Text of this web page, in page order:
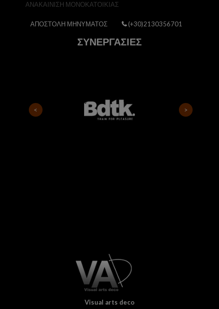
ΑΝΑΚΑΙΝΙΣΗ ΜΟΝΟΚΑΤΟΙΚΙΑΣ
ΑΠΟΣΤΟΛΗ ΜΗΝΥΜΑΤΟΣ (+30)2130356701
ΣΥΝΕΡΓΑΣΙΕΣ
Visual arts deco